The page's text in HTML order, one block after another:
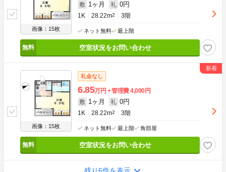
画像：15枚
敷 1ヶ月 礼 0円
1K 28.22m2 3階
ネット無料 最上階
空室状況をお問い合わせ
画像：15枚
礼金なし
6.85万円 管理費4,000円
敷 1ヶ月 礼 0円
1K 28.22m2 3階
ネット無料 最上階 角部屋
空室状況をお問い合わせ